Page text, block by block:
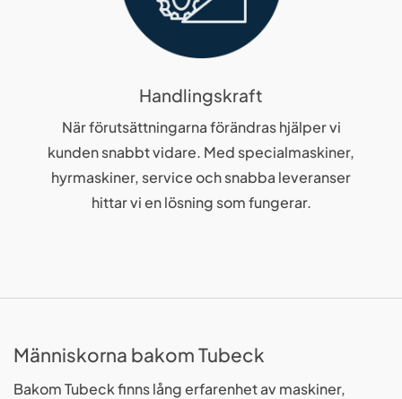
Handlingskraft
När förutsättningarna förändras hjälper vi
kunden snabbt vidare. Med specialmaskiner,
hyrmaskiner, service och snabba leveranser
hittar vi en lösning som fungerar.
Människorna bakom Tubeck
Bakom Tubeck finns lång erfarenhet av maskiner,